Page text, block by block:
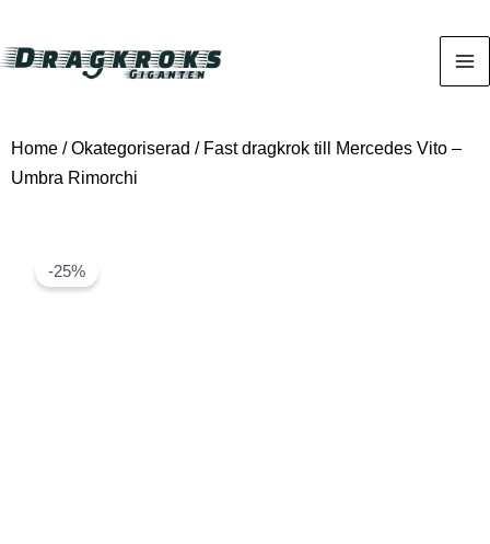
Home /Okategoriserad / Fast dragkrok till Mercedes Vito –
Umbra Rimorchi
-25%